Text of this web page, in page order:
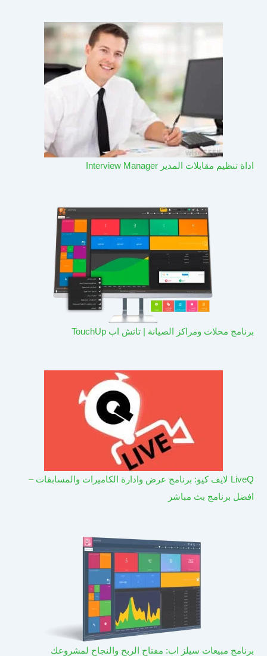
اداة تنظيم مقابلات المدير Interview Manager
برنامج محلات ومراكز الصيانة | تاتش اب TouchUp
LiveQ لايف كيو: برنامج عرض وادارة الكاميرات والمسابقات –
افضل برنامج بث مباشر
برنامج مبيعات سيلز اب: مفتاح الربح والنجاح لمشروعك